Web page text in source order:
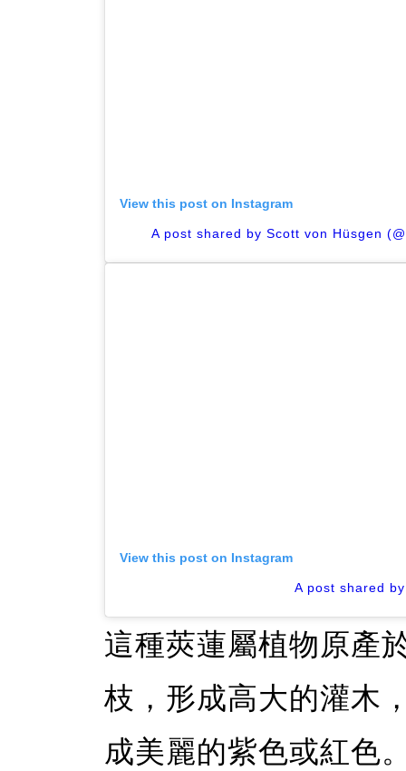
View this post on Instagram
A post shared by Scott von Hüsgen
View this post on Instagram
A post shared by
這種莢蓮屬植物原產
枝，形成高大的灌木
成美麗的紫色或紅色